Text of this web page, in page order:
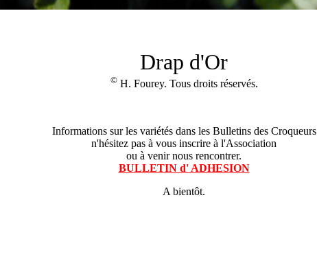
Drap d'Or
©H. Fourey. Tous droits réservés.
Informations sur les variétés dans les Bulletins des Croqueurs
n'hésitez pas à vous inscrire à l'Association
ou à venir nous rencontrer.
BULLETIN d' ADHESION
A bientôt.